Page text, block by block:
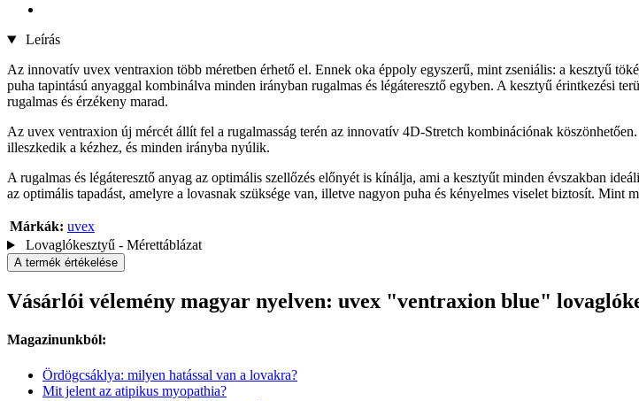
Leírás
Az innovatív uvex ventraxion több méretben érhető el. Ennek oka éppoly egyszerű, mint zseniális: a kesztyű
puha tapintású anyaggal kombinálva minden irányban rugalmas és légáteresztő egyben. A kesztyű érintkezési
rugalmas és érzékeny marad.
Az uvex ventraxion új mércét állít fel a rugalmasság terén az innovatív 4D-Stretch kombinációnak
illeszkedik a kézhez, és minden irányba nyúlik.
A rugalmas és légáteresztő anyag az optimális szellőzés előnyét is kínálja, ami a kesztyűt minden évszakban
az optimális tapadást, amelyre a lovasnak szüksége van, illetve nagyon puha és kényelmes viselet biztosít.
Márkák: uvex
Lovaglókesztyű - Mérettáblázat
A termék értékelése
Vásárlói vélemény magyar nyelven: uvex "ventraxion blue"
Magazinunkból:
Ördögcsáklya: milyen hatással van a lovakra?
Mit jelent az atipikus myopathia?